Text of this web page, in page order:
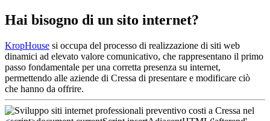
Hai bisogno di un sito internet?
KropHouse si occupa del processo di realizzazione di siti web
dinamici ad elevato valore comunicativo, che rappresentano il primo
passo fondamentale per una corretta presenza su internet,
permettendo alle aziende di Cressa di presentare e modificare ciò
che hanno da offrire.